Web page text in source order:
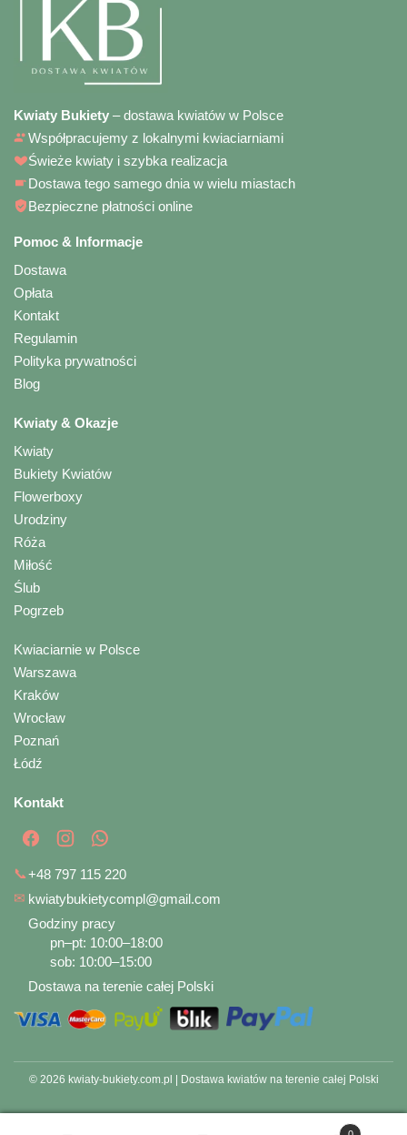
Kwiaty Bukiety – dostawa kwiatów w Polsce
Współpracujemy z lokalnymi kwiaciarniami
Świeże kwiaty i szybka realizacja
Dostawa tego samego dnia w wielu miastach
Bezpieczne płatności online
Pomoc & Informacje
Dostawa
Opłata
Kontakt
Regulamin
Polityka prywatności
Blog
Kwiaty & Okazje
Kwiaty
Bukiety Kwiatów
Flowerboxy
Urodziny
Róża
Miłość
Ślub
Pogrzeb
Kwiaciarnie w Polsce
Warszawa
Kraków
Wrocław
Poznań
Łódź
Kontakt
📞+48 797 115 220
✉ kwiatybukietycompl@gmail.com
Godziny pracy
pn–pt: 10:00–18:00
sob: 10:00–15:00
Dostawa na terenie całej Polski
© 2026 kwiaty-bukiety.com.pl | Dostawa kwiatów na terenie całej Polski